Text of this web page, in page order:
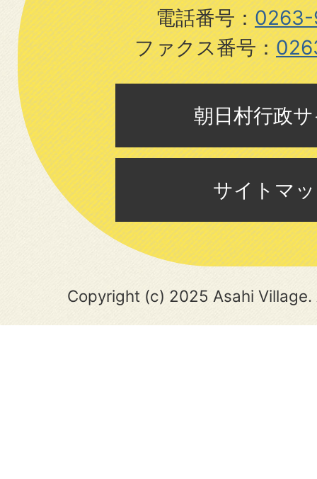
電話番号：0263-
ファクス番号：
朝日村行政
サイトマ
Copyright (c) 2025 Asahi Village.